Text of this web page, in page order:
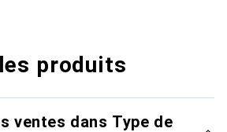
produits
ventes dans Type de